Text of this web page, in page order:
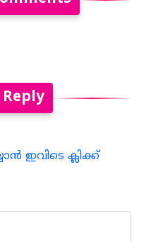
Reply
ഇവിടെ ക്ലിക്ക്